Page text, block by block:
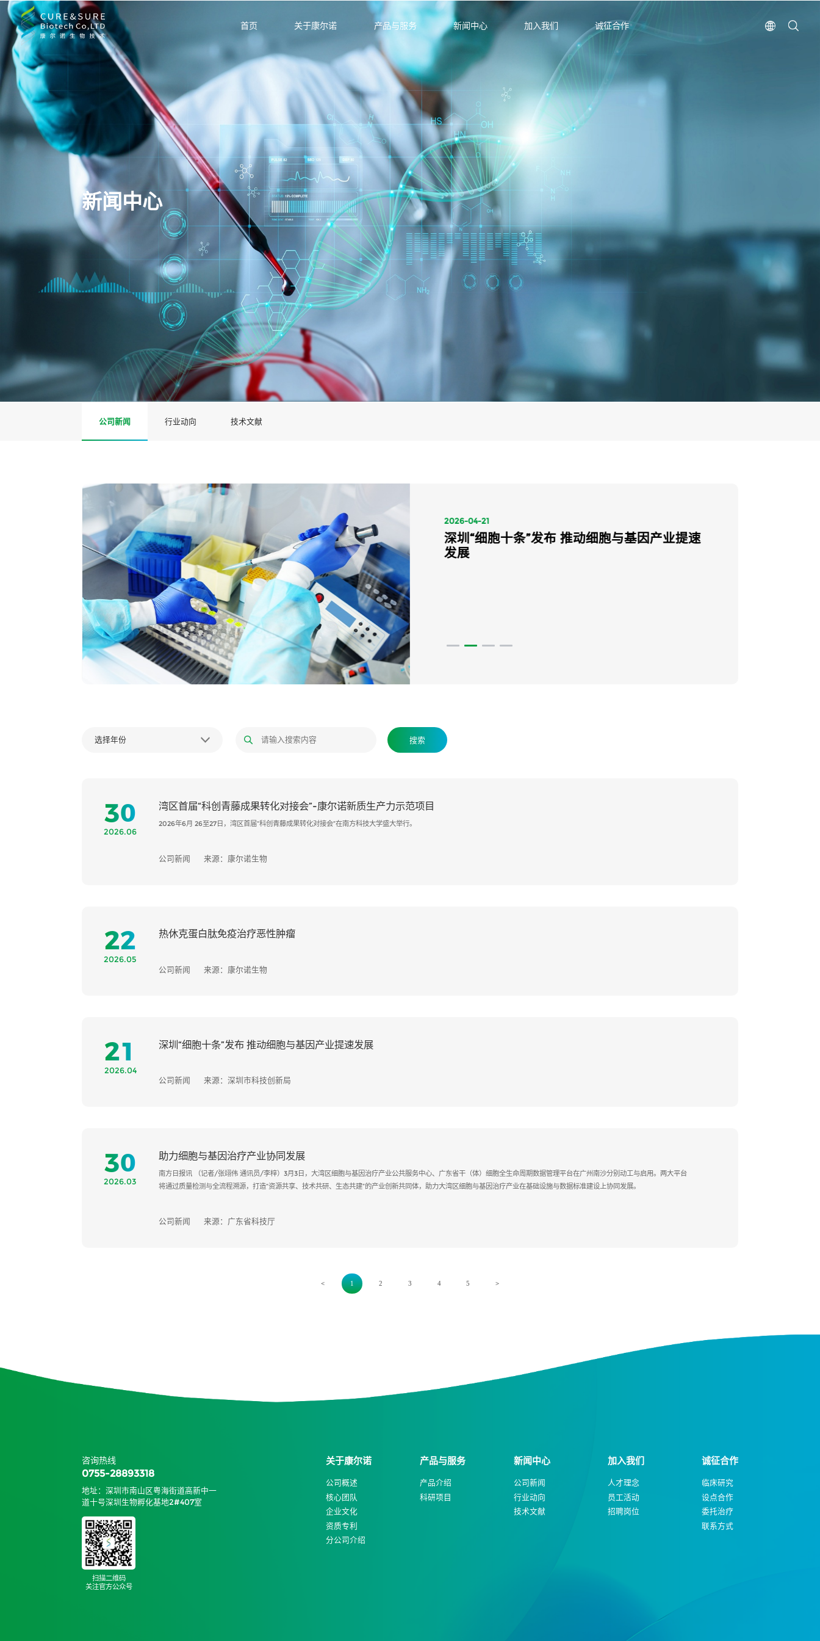
首页 关于康尔诺 产品与服务 新闻中心 加入我们 诚征合作
新闻中心
公司新闻 行业动向 技术文献
2026-04-21
深圳“细胞十条”发布 推动细胞与基因产业提速
发展
选择年份 搜索
30
2026.06
湾区首届“科创青藤成果转化对接会”-康尔诺新质生产力示范项目
2026年6月 26至27日，湾区首届“科创青藤成果转化对接会”在南方科技大学盛大举行。
公司新闻 来源：康尔诺生物
22
2026.05
热休克蛋白肽免疫治疗恶性肿瘤
公司新闻 来源：康尔诺生物
21
2026.04
深圳“细胞十条”发布 推动细胞与基因产业提速发展
公司新闻 来源：深圳市科技创新局
30
2026.03
助力细胞与基因治疗产业协同发展
南方日报讯 （记者/张翊伟 通讯员/李梓）3月3日，大湾区细胞与基因治疗产业公共服务中心、广东省干（体）细胞全生命周期数据管理平台在广州南沙分别动工与启用。两大平台
将通过质量检测与全流程溯源，打造“资源共享、技术共研、生态共建”的产业创新共同体，助力大湾区细胞与基因治疗产业在基础设施与数据标准建设上协同发展。
公司新闻 来源：广东省科技厅
< 1 2 3 4 5 >
咨询热线
0755-28893318
地址：深圳市南山区粤海街道高新中一
道十号深圳生物孵化基地2#407室
扫描二维码
关注官方公众号
关于康尔诺
公司概述
核心团队
企业文化
资质专利
分公司介绍
产品与服务
产品介绍
科研项目
新闻中心
公司新闻
行业动向
技术文献
加入我们
人才理念
员工活动
招聘岗位
诚征合作
临床研究
设点合作
委托治疗
联系方式